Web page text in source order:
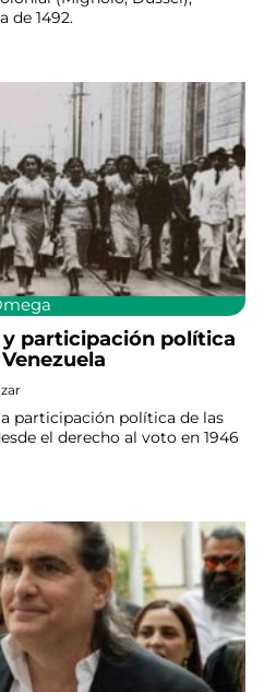
de 1492.
participación política
participación política de las
el derecho al voto en 1946